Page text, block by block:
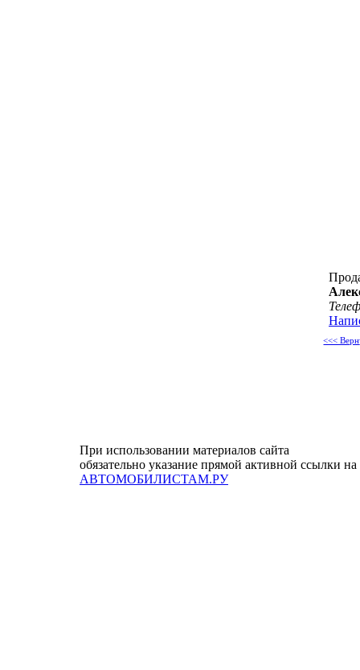
<<<
При использовании материалов сайта
обязательно указание прямой активной ссылки на
АВТОМОБИЛИСТАМ.РУ